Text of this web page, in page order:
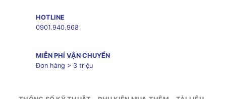
HOTLINE
0901.940.968
MIỄN PHÍ VẬN CHUYỂN
Đơn hàng > 3 triệu